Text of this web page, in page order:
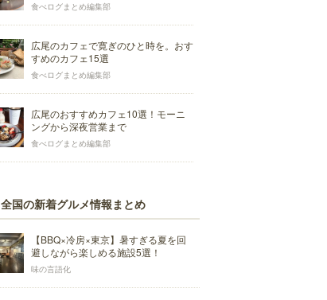
食べログまとめ編集部
広尾のカフェで寛ぎのひと時を。おす
すめのカフェ15選
食べログまとめ編集部
広尾のおすすめカフェ10選！モーニ
ングから深夜営業まで
食べログまとめ編集部
全国の新着グルメ情報まとめ
【BBQ×冷房×東京】暑すぎる夏を回
避しながら楽しめる施設5選！
味の言語化